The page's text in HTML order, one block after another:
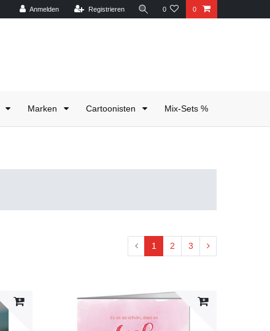
Anmelden Registrieren 0 0
Marken Cartoonisten Mix-Sets %
1 2 3